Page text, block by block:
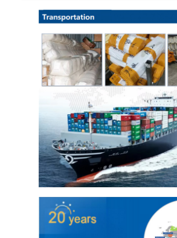
Folha de aço inoxidável 316L
Tubo de Aço Inoxidável 316L
2205 Chapa de aço inoxidável
Placa de aço inoxidável lustrada
Tubos decorativos de aço inoxidável
barra de aço inoxidável
Material de alumínio